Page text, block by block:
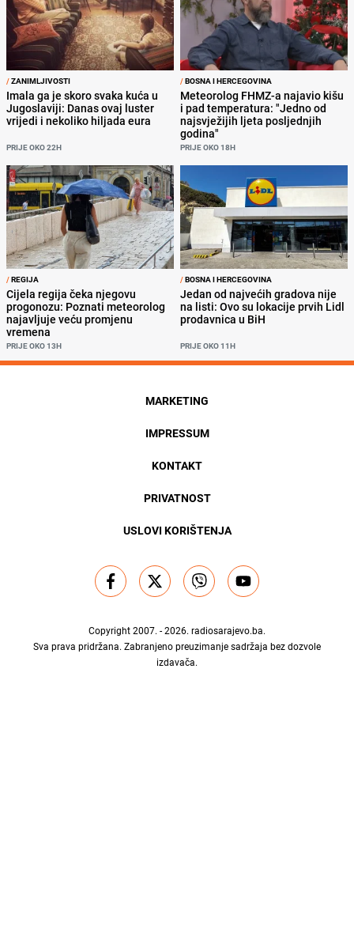
/ZANIMLJIVOSTI
Imala ga je skoro svaka kuća u
Jugoslaviji: Danas ovaj luster
vrijedi i nekoliko hiljada eura
PRIJE OKO 22H
/BOSNA I HERCEGOVINA
Meteorolog FHMZ-a najavio kišu
i pad temperatura: "Jedno od
najsvježijih ljeta posljednjih
godina"
PRIJE OKO 18H
/REGIJA
Cijela regija čeka njegovu
progonozu: Poznati meteorolog
najavljuje veću promjenu
vremena
PRIJE OKO 13H
/BOSNA I HERCEGOVINA
Jedan od najvećih gradova nije
na listi: Ovo su lokacije prvih Lidl
prodavnica u BiH
PRIJE OKO 11H
MARKETING
IMPRESSUM
KONTAKT
PRIVATNOST
USLOVI KORIŠTENJA
Copyright 2007. - 2026. radiosarajevo.ba.
Sva prava pridržana. Zabranjeno preuzimanje sadržaja bez dozvole
izdavača.